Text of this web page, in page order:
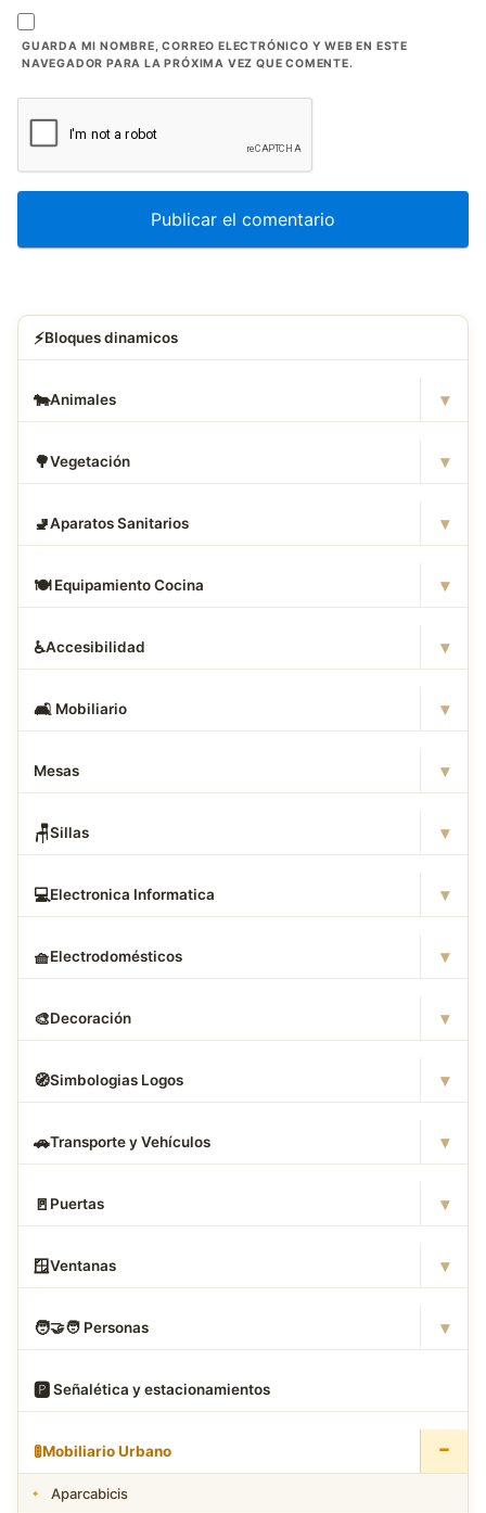
GUARDA MI NOMBRE, CORREO ELECTRÓNICO Y WEB EN ESTE
NAVEGADOR PARA LA PRÓXIMA VEZ QUE COMENTE.
⚡Bloques dinamicos
🐄Animales ▾
🌳Vegetación ▾
🚽Aparatos Sanitarios ▾
🍽️ Equipamiento Cocina ▾
♿Accesibilidad ▾
🛋 ️ Mobiliario ▾
Mesas ▾
🪑Sillas ▾
💻Electronica Informatica ▾
🧺Electrodomésticos ▾
🎨Decoración ▾
🧭Simbologias Logos ▾
🚗Transporte y Vehículos ▾
🚪 Puertas ▾
🪟Ventanas ▾
🧑‍🤝‍🧑 Personas ▾
🅿️ Señalética y estacionamientos
🚦Mobiliario Urbano −
Aparcabicis